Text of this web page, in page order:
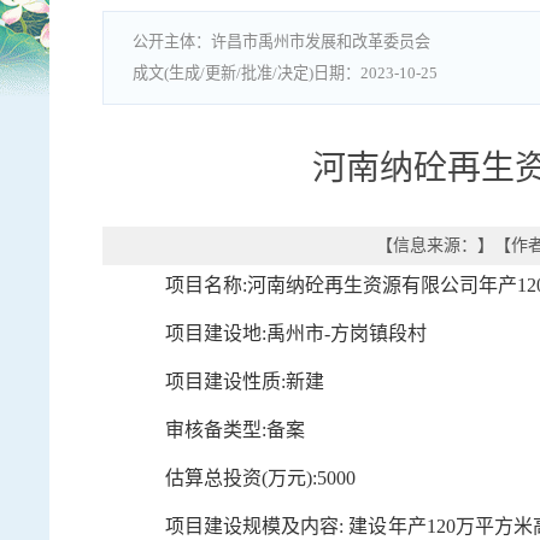
许昌市禹州市发展和改革委员会
2023-10-25
河南纳砼再生
【信息来源： 】 【作
项目名称:河南纳砼再生资源有限公司年产
项目建设地:禹州市-方岗镇段村
项目建设性质:新建
审核备类型:备案
估算总投资(万元):5000
项目建设规模及内容: 建设年产120万平方